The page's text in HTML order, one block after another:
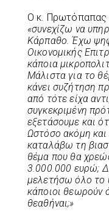
Ο κ. Πρωτόπαπας
«συνεχίζω να
Κάρπαθο. Έχω
Οικονομικής
κάποια
Μάλιστα για το
κάνει συζήτηση
από τότε είχα
συγκεκριμένη
εξετάσουμε και
Ωστόσο ακόμη
καταλάβω τη
θέμα που θα
3.000.000 ευρώ;
μελετήσω όλο το
κάποιοι θεωρούν
θεαθήναι;»